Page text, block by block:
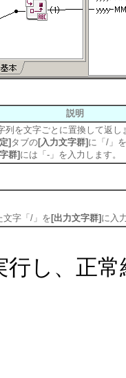
説明
列を文字ごとに置換して返し
] タブの[入力文字群] に「/」
群] には「-」を入力します。
文字「/」を[出力文字群] に入
行し、正